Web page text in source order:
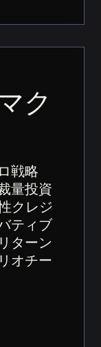
ク
戦略
量投資
クレジ
ティブ
ターン
オチー